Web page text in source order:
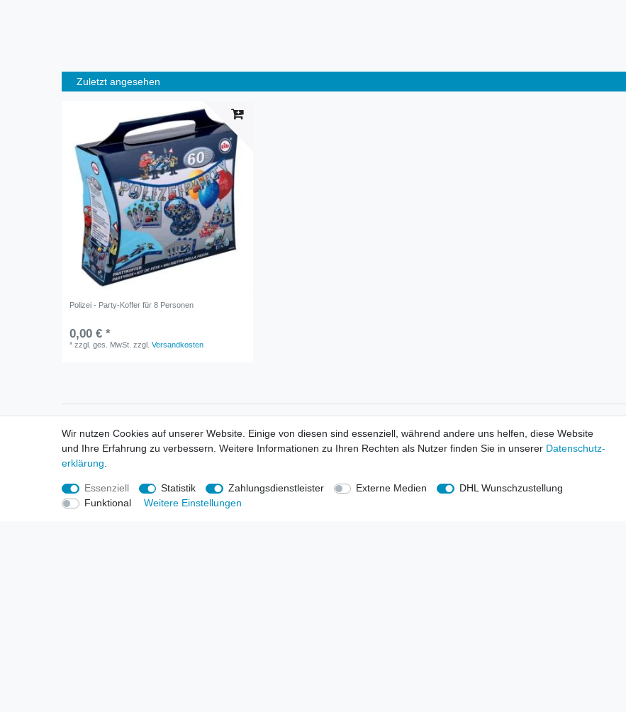
Zuletzt angesehen
Polizei - Party-Koffer für 8 Personen
0,00 € *
*zzgl. ges. MwSt. zzgl.Versandkosten
Informationen
Neukunden / New Accounts
Zahlung
Versandkosten
Entsorgungs- & Umweltbestimmungen
Größentabellen
Informationen
Händlerbund - rechtssicher verkaufen
Produkt-Kataloge
Über uns
Wir versenden mit
Wir nutzen Cookies auf unserer Website. Einige von diesen sind essenziell, während andere uns helfen, diese Website
und Ihre Erfahrung zu verbessern. Weitere Informationen zu Ihren Rechten als Nutzer finden Sie in unserer Daten­schutz­
erklärung
Essenziell Statistik Zahlungsdienstleister Externe Medien
DHL Wunschzustellung
Funktional
Weitere Einstellungen